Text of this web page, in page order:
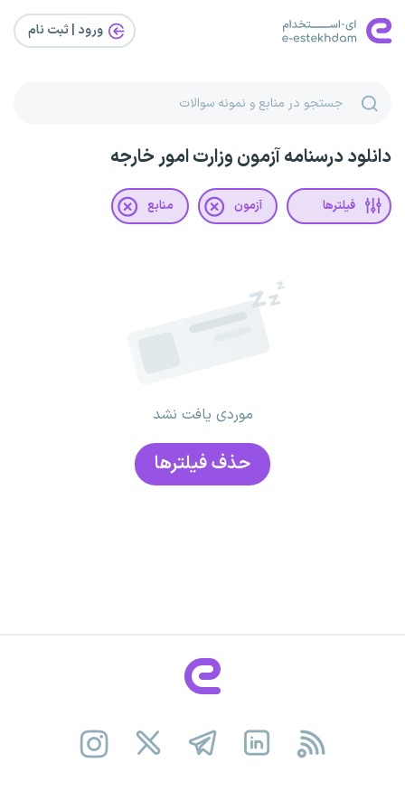
ورود | ثبت‌ نام
دانلود درسنامه آزمون وزارت امور خارجه
فیلترها آزمون منابع
موردی یافت نشد
حذف فیلتر‌ها